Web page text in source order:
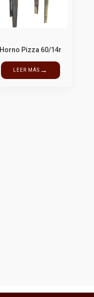
Horno Pizza 60/14r
LEER MÁS →